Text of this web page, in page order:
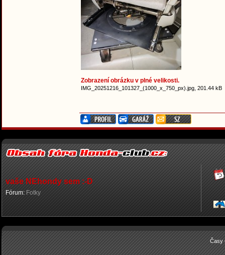
Zobrazení obrázku v plné velikosti.
IMG_20251216_101327_(1000_x_750_px).jpg, 201.44 kB
vaše NEhondy sem :-D
Fórum: Fotky
Časy